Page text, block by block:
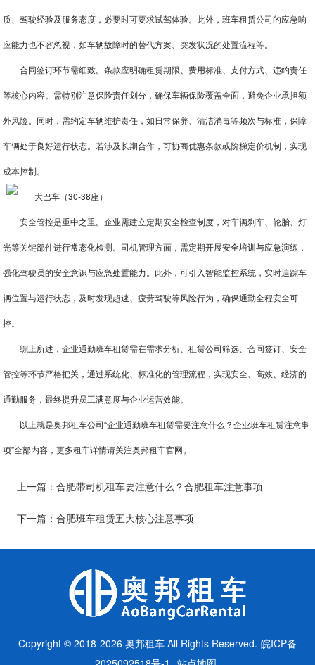
质、驾驶经验及服务态度，必要时可要求试驾体验。此外，班车租赁公司的应急响
应能力也不容忽视，如车辆故障时的替代方案、突发状况的处置流程等。
合同签订环节需细致。条款应明确租赁期限、费用标准、支付方式、违约责任
等核心内容。需特别注意保险责任划分，确保车辆保险覆盖全面，避免企业承担额
外风险。同时，需约定车辆维护责任，如日常保养、清洁消毒等频次与标准，保障
车辆处于良好运行状态。若涉及长期合作，可协商优惠条款或阶梯定价机制，实现
成本控制。
安全管控是重中之重。企业需建立定期安全检查制度，对车辆刹车、轮胎、灯
光等关键部件进行常态化检测。司机管理方面，需定期开展安全培训与应急演练，
强化驾驶员的安全意识与应急处置能力。此外，可引入智能监控系统，实时追踪车
辆位置与运行状态，及时发现超速、疲劳驾驶等风险行为，确保通勤全程安全可
控。
综上所述，企业通勤班车租赁需在需求分析、租赁公司筛选、合同签订、安全
管控等环节严格把关，通过系统化、标准化的管理流程，实现安全、高效、经济的
通勤服务，最终提升员工满意度与企业运营效能。
以上就是奥邦租车公司“企业通勤班车租赁需要注意什么？企业班车租赁注意事
项”全部内容，更多租车详情请关注奥邦租车官网。
上一篇：合肥带司机租车要注意什么？合肥租车注意事项
下一篇：合肥班车租赁五大核心注意事项
Copyright © 2018-2026 奥邦租车 All Rights Reserved. 皖ICP备